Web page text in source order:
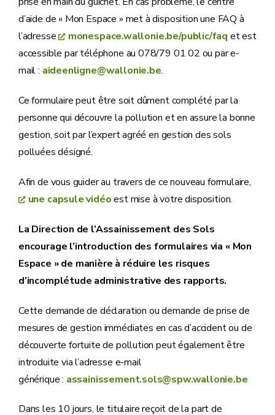
d’aide de « Mon Espace » met à disposition une FAQ à
l’adresse
monespace.wallonie.be/public/faq et est
accessible par téléphone au 078/79 01 02 ou par e-
mail : aideenligne@wallonie.be.
Ce formulaire peut être soit dûment complété par la
personne qui découvre la pollution et en assure la bonne
gestion, soit par l’expert agréé en gestion des sols
polluées désigné.
Afin de vous guider au travers de ce nouveau formulaire,
une capsule vidéoest mise à votre disposition.
La Direction de l’Assainissement des Sols
encourage l’introduction des formulaires via « Mon
Espace » de manière à réduire les risques
d’incomplétude administrative des rapports.
Cette demande de déclaration ou demande de prise de
mesures de gestion immédiates en cas d’accident ou de
découverte fortuite de pollution peut également être
introduite via l’adresse e-mail
générique : assainissement.sols@spw.wallonie.be
Dans les 10 jours, le titulaire reçoit de la part de